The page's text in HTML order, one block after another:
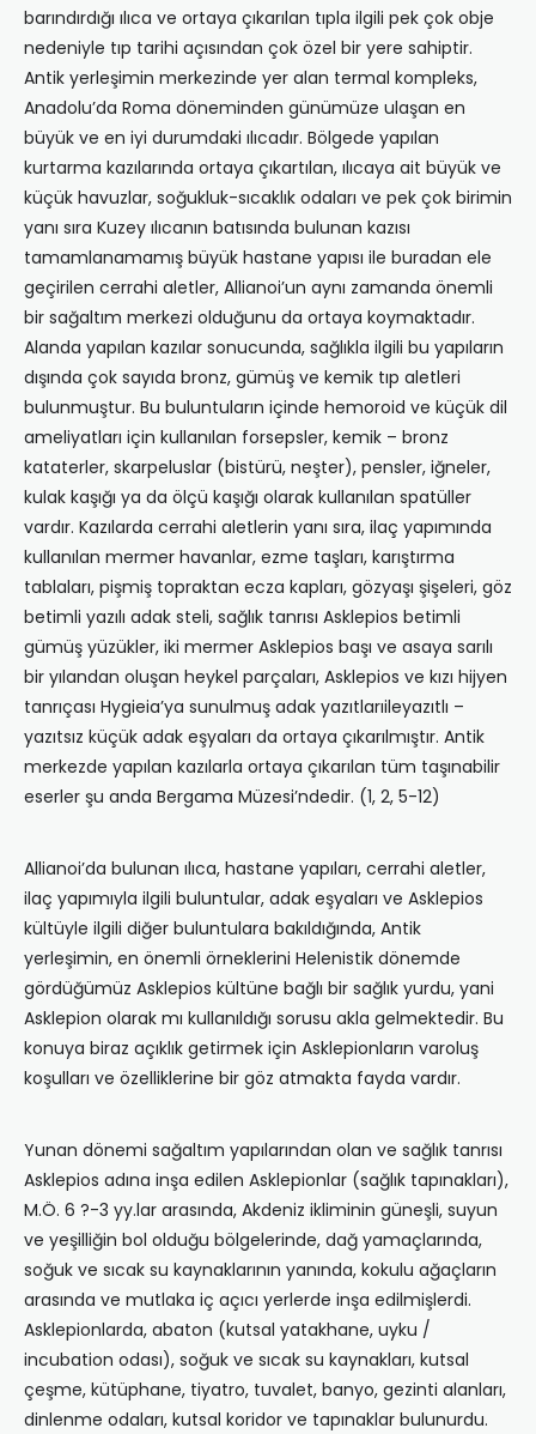
barındırdığı ılıca ve ortaya çıkarılan tıpla ilgili pek çok obje
nedeniyle tıp tarihi açısından çok özel bir yere sahiptir.
Antik yerleşimin merkezinde yer alan termal kompleks,
Anadolu’da Roma döneminden günümüze ulaşan en
büyük ve en iyi durumdaki ılıcadır. Bölgede yapılan
kurtarma kazılarında ortaya çıkartılan, ılıcaya ait büyük ve
küçük havuzlar, soğukluk-sıcaklık odaları ve pek çok birimin
yanı sıra Kuzey ılıcanın batısında bulunan kazısı
tamamlanamamış büyük hastane yapısı ile buradan ele
geçirilen cerrahi aletler, Allianoi’un aynı zamanda önemli
bir sağaltım merkezi olduğunu da ortaya koymaktadır.
Alanda yapılan kazılar sonucunda, sağlıkla ilgili bu yapıların
dışında çok sayıda bronz, gümüş ve kemik tıp aletleri
bulunmuştur. Bu buluntuların içinde hemoroid ve küçük dil
ameliyatları için kullanılan forsepsler, kemik – bronz
kataterler, skarpeluslar (bistürü, neşter), pensler, iğneler,
kulak kaşığı ya da ölçü kaşığı olarak kullanılan spatüller
vardır. Kazılarda cerrahi aletlerin yanı sıra, ilaç yapımında
kullanılan mermer havanlar, ezme taşları, karıştırma
tablaları, pişmiş topraktan ecza kapları, gözyaşı şişeleri, göz
betimli yazılı adak steli, sağlık tanrısı Asklepios betimli
gümüş yüzükler, iki mermer Asklepios başı ve asaya sarılı
bir yılandan oluşan heykel parçaları, Asklepios ve kızı hijyen
tanrıçası Hygieia’ya sunulmuş adak yazıtlarıileyazıtlı –
yazıtsız küçük adak eşyaları da ortaya çıkarılmıştır. Antik
merkezde yapılan kazılarla ortaya çıkarılan tüm taşınabilir
eserler şu anda Bergama Müzesi’ndedir. (1, 2, 5-12)
Allianoi’da bulunan ılıca, hastane yapıları, cerrahi aletler,
ilaç yapımıyla ilgili buluntular, adak eşyaları ve Asklepios
kültüyle ilgili diğer buluntulara bakıldığında, Antik
yerleşimin, en önemli örneklerini Helenistik dönemde
gördüğümüz Asklepios kültüne bağlı bir sağlık yurdu, yani
Asklepion olarak mı kullanıldığı sorusu akla gelmektedir. Bu
konuya biraz açıklık getirmek için Asklepionların varoluş
koşulları ve özelliklerine bir göz atmakta fayda vardır.
Yunan dönemi sağaltım yapılarından olan ve sağlık tanrısı
Asklepios adına inşa edilen Asklepionlar (sağlık tapınakları),
M.Ö. 6 ?-3 yy.lar arasında, Akdeniz ikliminin güneşli, suyun
ve yeşilliğin bol olduğu bölgelerinde, dağ yamaçlarında,
soğuk ve sıcak su kaynaklarının yanında, kokulu ağaçların
arasında ve mutlaka iç açıcı yerlerde inşa edilmişlerdi.
Asklepionlarda, abaton (kutsal yatakhane, uyku /
incubation odası), soğuk ve sıcak su kaynakları, kutsal
çeşme, kütüphane, tiyatro, tuvalet, banyo, gezinti alanları,
dinlenme odaları, kutsal koridor ve tapınaklar bulunurdu.